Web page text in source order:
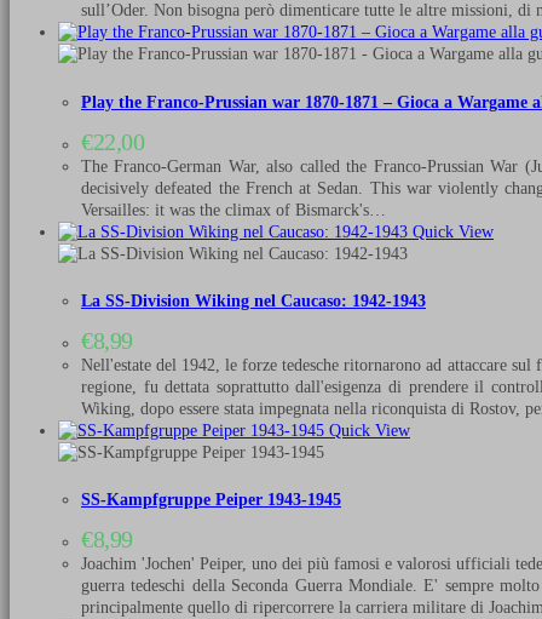
sull’Oder. Non bisogna però dimenticare tutte le altre missioni,
Play the Franco-Prussian war 1870-1871 – Gioca a Wargame
€22,00
The Franco-German War, also called the Franco-Prussian
decisively defeated the French at Sedan. This war violently
Versailles: it was the climax of Bismarck's…
Quick View
La SS-Division Wiking nel Caucaso: 1942-1943
€8,99
Nell'estate del 1942, le forze tedesche ritornarono ad attaccare
regione, fu dettata soprattutto dall'esigenza di prendere il
Wiking, dopo essere stata impegnata nella riconquista di Rostov,
Quick View
SS-Kampfgruppe Peiper 1943-1945
€8,99
Joachim 'Jochen' Peiper, uno dei più famosi e valorosi ufficiali
guerra tedeschi della Seconda Guerra Mondiale. E' sempre
principalmente quello di ripercorrere la carriera militare di